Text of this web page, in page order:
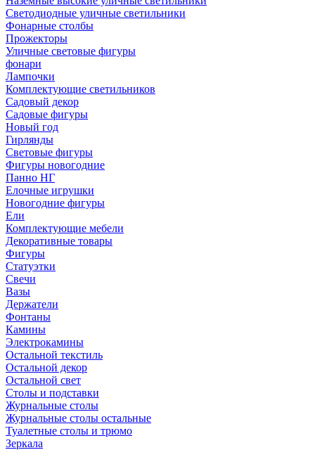
Светодиодные уличные светильники
Фонарные столбы
Прожекторы
Уличные световые фигуры
фонари
Лампочки
Комплектующие светильников
Садовый декор
Садовые фигуры
Новый год
Гирлянды
Световые фигуры
Фигуры новогодние
Панно НГ
Елочные игрушки
Новогодние фигуры
Ели
Комплектующие мебели
Декоративные товары
Фигуры
Статуэтки
Свечи
Вазы
Держатели
Фонтаны
Камины
Электрокамины
Остальной текстиль
Остальной декор
Остальной свет
Столы и подставки
Журнальные столы
Журнальные столы остальные
Туалетные столы и трюмо
Зеркала